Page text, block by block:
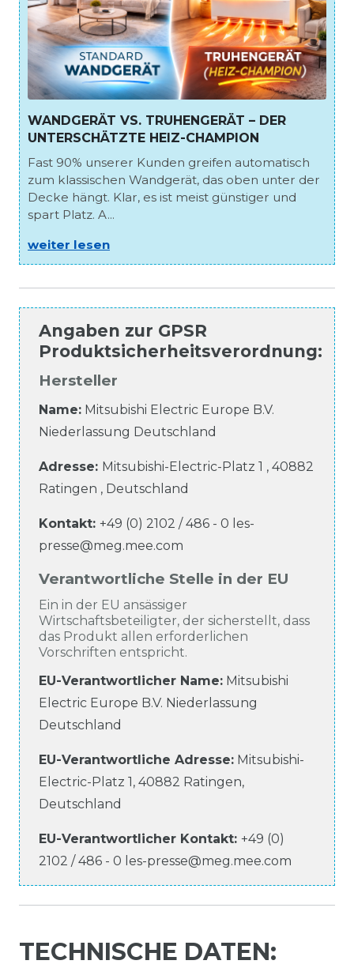
WANDGERÄT VS. TRUHENGERÄT – DER
UNTERSCHÄTZTE HEIZ-CHAMPION
Fast 90% unserer Kunden greifen automatisch
zum klassischen Wandgerät, das oben unter der
Decke hängt. Klar, es ist meist günstiger und
spart Platz. A...
weiter lesen
Angaben zur GPSR
Produktsicherheitsverordnung:
Hersteller
Name: Mitsubishi Electric Europe B.V.
Niederlassung Deutschland
Adresse: Mitsubishi-Electric-Platz 1 , 40882
Ratingen , Deutschland
Kontakt: +49 (0) 2102 / 486 - 0 les-
presse@meg.mee.com
Verantwortliche Stelle in der EU
Ein in der EU ansässiger
Wirtschaftsbeteiligter, der sicherstellt, dass
das Produkt allen erforderlichen
Vorschriften entspricht.
EU-Verantwortlicher Name: Mitsubishi
Electric Europe B.V. Niederlassung
Deutschland
EU-Verantwortliche Adresse: Mitsubishi-
Electric-Platz 1, 40882 Ratingen,
Deutschland
EU-Verantwortlicher Kontakt: +49 (0)
2102 / 486 - 0 les-presse@meg.mee.com
TECHNISCHE DATEN: